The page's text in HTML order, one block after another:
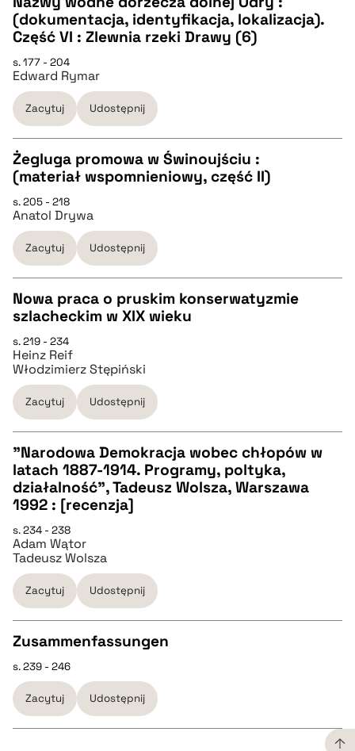
BIBTEX
CZYSTY TEKST
pobierz cytat
BIBTEX
pobierz cytat
(dokumentacja, identyfikacja, lokalizacja).
Część VI : Zlewnia rzeki Drawy (6)
s. 177 - 204
Edward Rymar
Zacytuj Udostępnij
CZYSTY TEKST
pobierz cytat
BIBTEX
Żegluga promowa w Świnoujściu :
(materiał wspomnieniowy, część II)
s. 205 - 218
Anatol Drywa
Zacytuj Udostępnij
pobierz cytat
BIBTEX
pobierz cytat
Nowa praca o pruskim konserwatyzmie
szlacheckim w XIX wieku
s. 219 - 234
Heinz Reif
Włodzimierz Stępiński
Zacytuj Udostępnij
CZYSTY TEKST
pobierz cytat
BIBTEX
pobierz cytat
"Narodowa Demokracja wobec chłopów w
latach 1887-1914. Programy, poltyka,
działalność", Tadeusz Wolsza, Warszawa
1992 : [recenzja]
s. 234 - 238
Adam Wątor
Tadeusz Wolsza
Zacytuj Udostępnij
CZYSTY TEKST
pobierz cytat
Zusammenfassungen
s. 239 - 246
Zacytuj Udostępnij